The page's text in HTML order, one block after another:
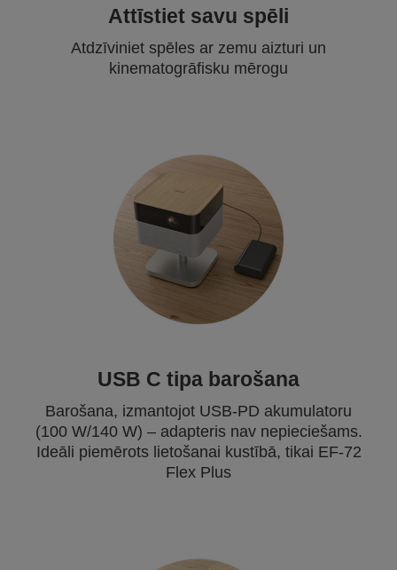
Attīstiet savu spēli
Atdzīviniet spēles ar zemu aizturi un
kinematogrāfisku mērogu
USB C tipa barošana
Barošana, izmantojot USB-PD akumulatoru
(100 W/140 W) – adapteris nav nepieciešams.
Ideāli piemērots lietošanai kustībā, tikai EF-72
Flex Plus